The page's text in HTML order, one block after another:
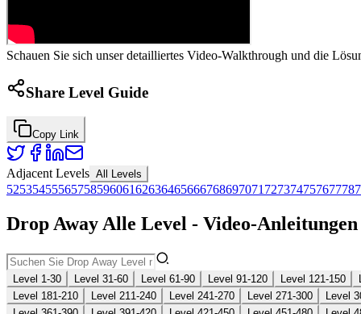
Schauen Sie sich unser detailliertes Video-Walkthrough und die
Share Level Guide
Copy Link
Adjacent Levels All Levels
5253545556575859606162636465666768697071 72737475767778
Drop Away Alle Level - Video-
Level 1-30 Level 31-60 Level 61-90 Level 91-120 Level 121-150
Level 181-210
Level 211-240 Level 241-270 Level 271-300
Level